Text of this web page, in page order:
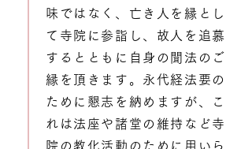
味ではなく、亡き人を縁とし
て寺院に参詣し、故人を追慕
するとともに自身の聞法のご
縁を頂きます。永代経法要の
ために懇志を納めますが、こ
れは法座や諸堂の維持など寺
院の教化活動のために用いら